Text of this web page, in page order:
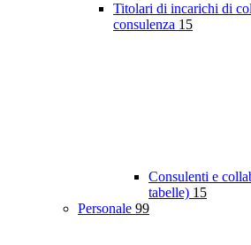
Titolari di incarichi di
consulenza 15
Consulenti e
tabelle) 15
Personale 99